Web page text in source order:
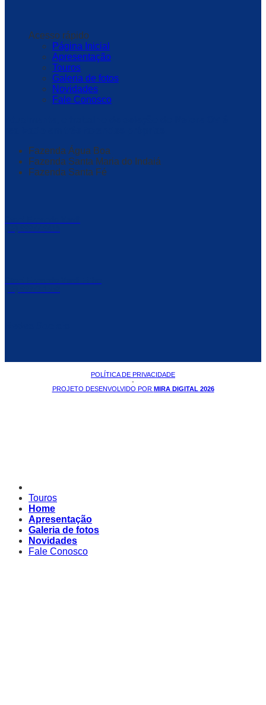
Acesso rápido
Página Inicial
Apresentação
Touros
Galeria de fotos
Novidades
Fale Conosco
Fazenda Água Boa
Fazenda Santa Maria do Indaiá
Fazenda Santa Fé
POLÍTICA DE PRIVACIDADE
-
PROJETO DESENVOLVIDO POR MIRA DIGITAL 2026
Touros
Home
Apresentação
Galeria de fotos
Novidades
Fale Conosco